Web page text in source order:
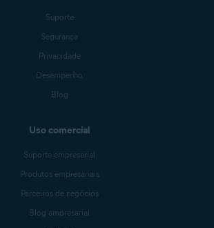
Suporte
Segurança
Privacidade
Desempenho
Blog
Uso comercial
Suporte empresarial
Produtos empresariais
Parceiros de negócios
Blog empresarial